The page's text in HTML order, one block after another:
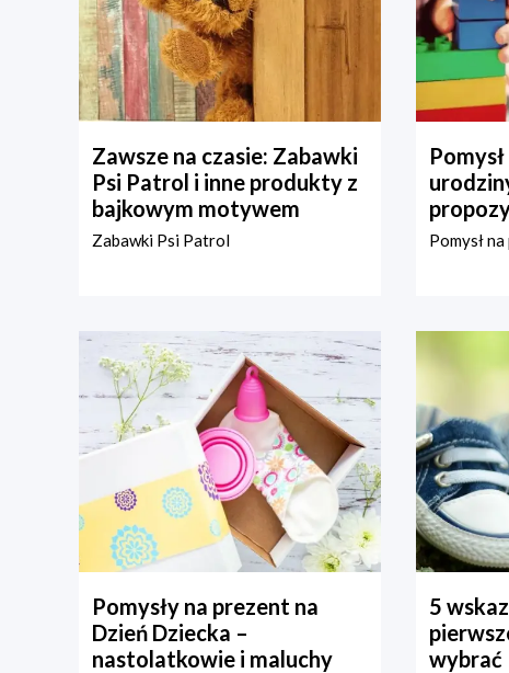
Zawsze na czasie: Zabawki
Psi Patrol i inne produkty z
bajkowym motywem
Zabawki Psi Patrol Pomysł
Pomysły na prezent na
Dzień Dziecka –
nastolatkowie i maluchy
5
wybrać